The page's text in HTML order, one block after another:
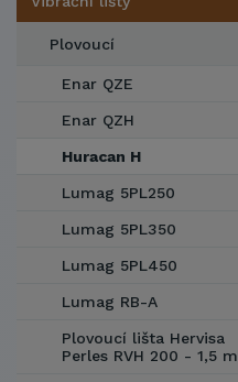
Plovoucí
Enar QZE
Enar QZH
Huracan H
Lumag 5PL250
Lumag 5PL350
Lumag 5PL450
Lumag RB-A
Plovoucí lišta Hervisa
Perles RVH 200 - 1,5 m